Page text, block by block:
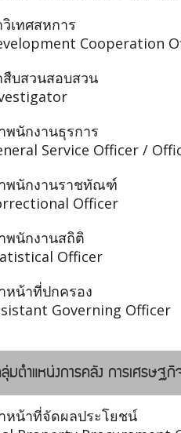
เทศสหการ
Cooperation
บสวนสอบสวน
พนักงานธุรการ
Service Officer /
าพนักงานราชทัณฑ์
Officer
พนักงานสถิติ
Officer
หน้าที่ปกครอง
Governing Officer
มตำแหน่งการคลัง การเศรษ
หน้าที่จัดผลประโยชน์